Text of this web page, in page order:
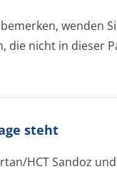
wenden
die nicht in dieser
steht
HCT Sandoz